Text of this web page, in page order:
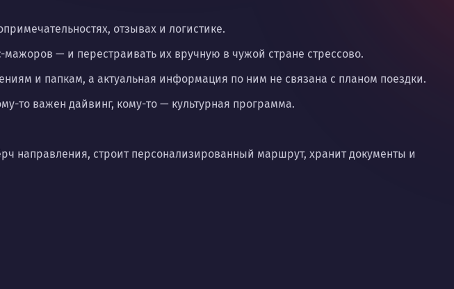
отзывах и логистике.
— и перестраивать их вручную в чужой стране стрессово.
и папкам, а актуальная информация по ним не связана с планом поездки.
то важен дайвинг, кому-то — культурная программа.
направления, строит персонализированный маршрут, хранит документы и